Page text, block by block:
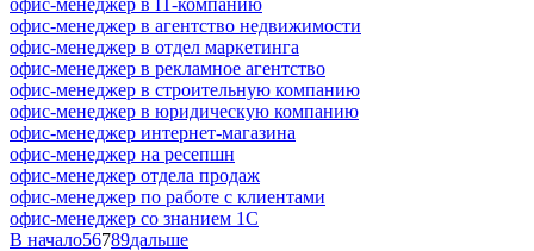
офис-менеджер в агентство недвижимости
офис-менеджер в отдел маркетинга
офис-менеджер в рекламное агентство
офис-менеджер в строительную компанию
офис-менеджер в юридическую компанию
офис-менеджер интернет-магазина
офис-менеджер на ресепшн
офис-менеджер отдела продаж
офис-менеджер по работе с клиентами
офис-менеджер со знанием 1С
В начало56789дальше